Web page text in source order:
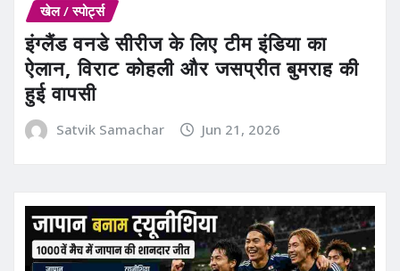
खेल / स्पोर्ट्स
इंग्लैंड वनडे सीरीज के लिए टीम इंडिया का
ऐलान, विराट कोहली और जसप्रीत बुमराह की
हुई वापसी
Satvik Samachar Jun 21, 2026